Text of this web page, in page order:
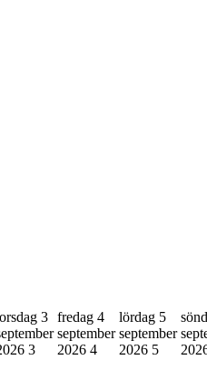
3
3
fredag 4
september
2026 4
lördag 5
september
2026 5